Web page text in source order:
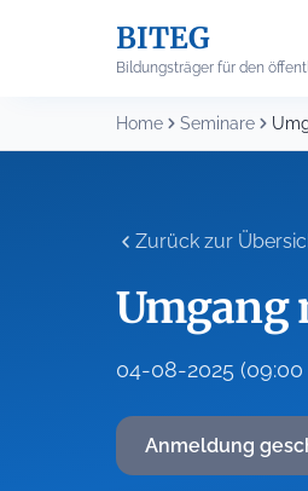
BITEG
Bildungsträger für den
Home Seminare
Zurück zur
Umgang
04-08-2025 (09:00
Anmeldung